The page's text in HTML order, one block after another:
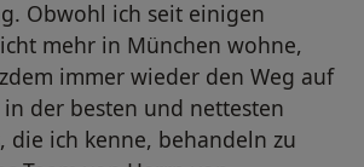
Obwohl ich seit einigen
mehr in München wohne,
immer wieder den Weg auf
der besten und nettesten
die ich kenne, behandeln zu